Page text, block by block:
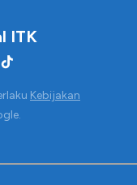
ITK
Kebijakan